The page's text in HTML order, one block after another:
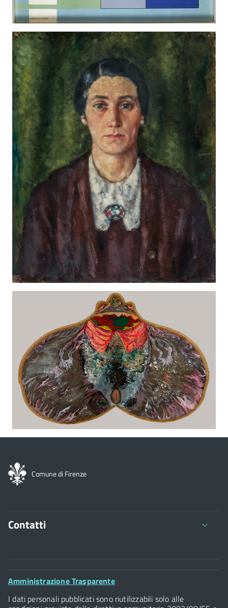
Comune di Firenze
Contatti
Comune di Firenze
Palazzo Vecchio
Piazza della Signoria - 50122, Firenze
Footer
Amministrazione Trasparente
I dati personali pubblicati sono riutilizzabili solo alle